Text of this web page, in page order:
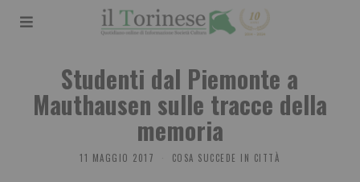
Studenti dal Piemonte a
Mauthausen sulle tracce della
memoria
11 MAGGIO 2017 COSA SUCCEDE IN CITTÀ